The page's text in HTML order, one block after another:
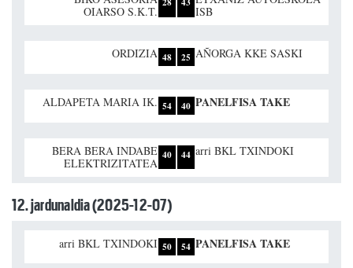
OIARSO S.K.T.
ISB
ORDIZIA 48 25 AÑORGA KKE SASKI
ALDAPETA MARIA IK. 54 40 PANELFISA TAKE
BERA BERA INDABE
ELEKTRIZITATEA
40 44 arri BKL TXINDOKI
12. jardunaldia (2025-12-07)
arri BKL TXINDOKI 50 54 PANELFISA TAKE